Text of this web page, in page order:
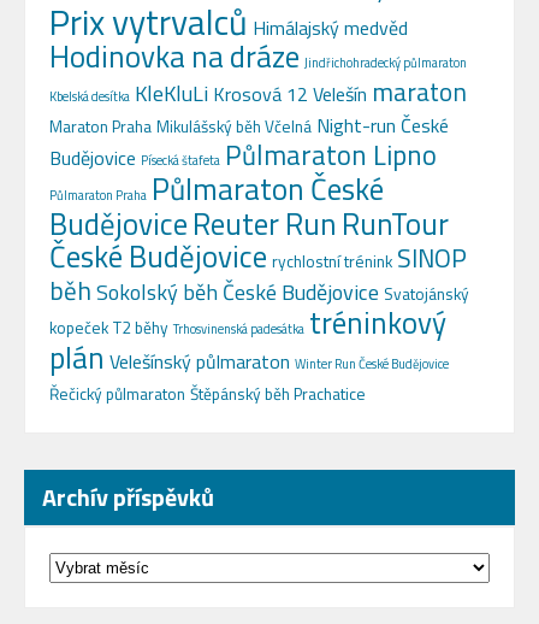
Prix vytrvalců Himálajský medvěd
Hodinovka na dráze Jindřichohradecký půlmaraton
Kbelská desítka KleKluLi Krosová 12 Velešín maraton
Maraton Praha Mikulášský běh Včelná Night-run České
Budějovice Písecká štafeta Půlmaraton Lipno
Půlmaraton Praha Půlmaraton České
BudějoviceReuter Run RunTour
České Budějovice rychlostní trénink SINOP
běhSokolský běh České Budějovice Svatojánský
kopeček T2 běhy Trhosvinenská padesátka tréninkový
plán Velešínský půlmaraton Winter Run České Budějovice
Řečický půlmaraton Štěpánský běh Prachatice
Archív příspěvků
Archív